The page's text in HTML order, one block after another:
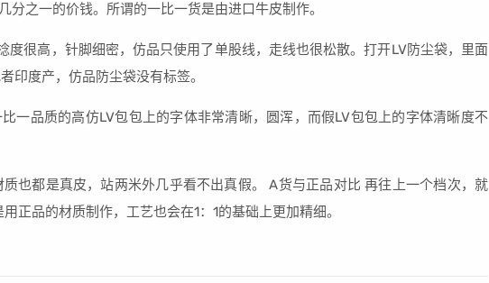
分之一的价钱。所谓的一比一货是由进口牛皮制作。
度很高，针脚细密，仿品只使用了单股线，走线也很松散。打开LV防尘袋，里面
印度产，仿品防尘袋没有标签。
一品质的高仿LV包包上的字体非常清晰，圆浑，而假LV包包上的字体清晰度不
也都是真皮，站两米外几乎看不出真假。 A货与正品对比 再往上一个档次，就
正品的材质制作，工艺也会在1：1的基础上更加精细。